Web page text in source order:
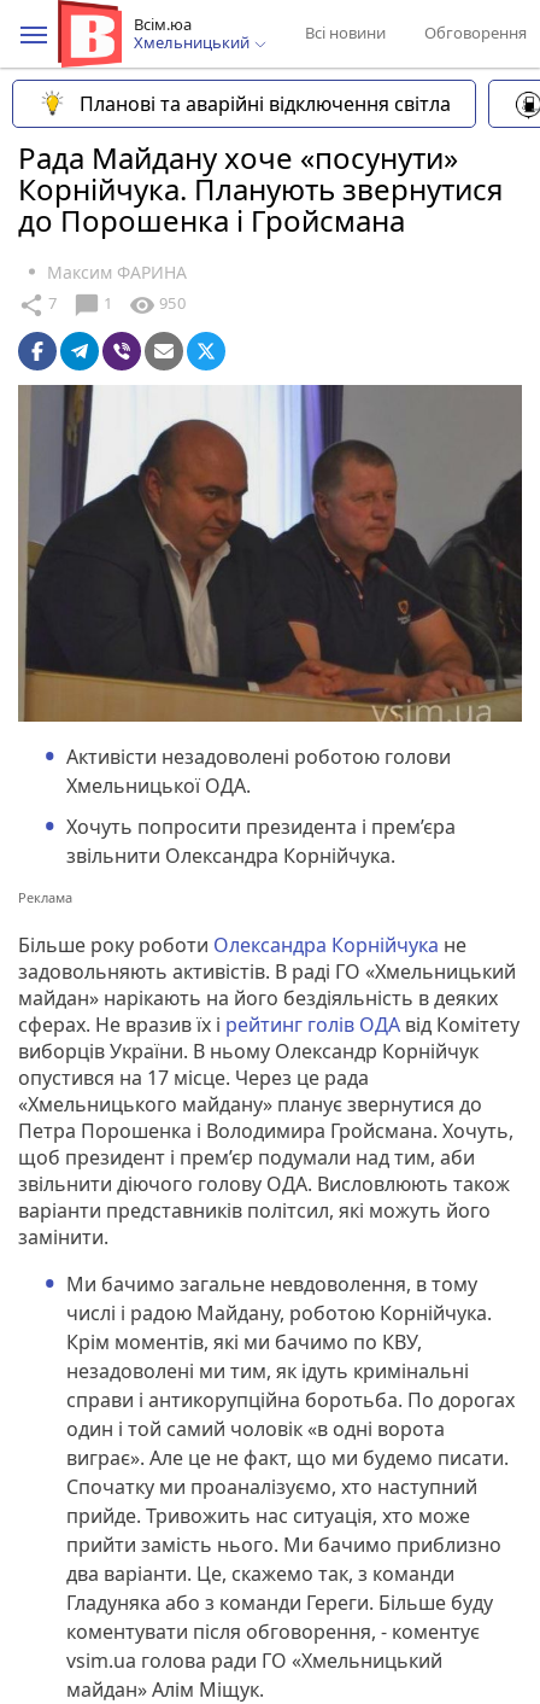
Всім.юа
Хмельницький
Всі новини Обговорення
Планові та аварійні відключення світла
Рада Майдану хоче «посунути»
Корнійчука. Планують звернутися
до Порошенка і Гройсмана
Максим ФАРИНА
share 7 chat_bubble 1 visibility 950
Активісти незадоволені роботою голови
Хмельницької ОДА.
Хочуть попросити президента і прем’єра
звільнити Олександра Корнійчука.
Більше року роботи Олександра Корнійчука не
задовольняють активістів. В раді ГО «Хмельницький
майдан» нарікають на його бездіяльність в деяких
сферах. Не вразив їх і рейтинг голів ОДА від Комітету
виборців України. В ньому Олександр Корнійчук
опустився на 17 місце. Через це рада
«Хмельницького майдану» планує звернутися до
Петра Порошенка і Володимира Гройсмана. Хочуть,
щоб президент і прем’єр подумали над тим, аби
звільнити діючого голову ОДА. Висловлюють також
варіанти представників політсил, які можуть його
замінити.
Ми бачимо загальне невдоволення, в тому
числі і радою Майдану, роботою Корнійчука.
Крім моментів, які ми бачимо по КВУ,
незадоволені ми тим, як ідуть кримінальні
справи і антикорупційна боротьба. По дорогах
один і той самий чоловік «в одні ворота
виграє». Але це не факт, що ми будемо писати.
Спочатку ми проаналізуємо, хто наступний
прийде. Тривожить нас ситуація, хто може
прийти замість нього. Ми бачимо приблизно
два варіанти. Це, скажемо так, з команди
Гладуняка або з команди Гереги. Більше буду
коментувати після обговорення, - коментує
vsim.ua голова ради ГО «Хмельницький
майдан» Алім Міщук.